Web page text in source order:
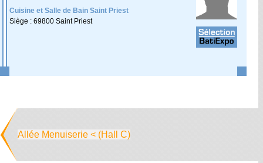
Cuisine et Salle de Bain Saint Priest
Siège : 69800 Saint Priest
Allée Menuiserie < (Hall C)